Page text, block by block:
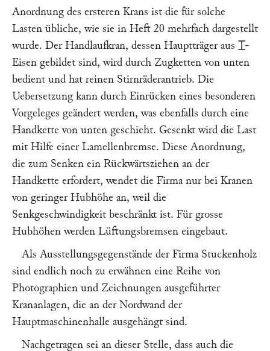
Anordnung des ersteren Krans ist die für solche
Lasten übliche, wie sie in Heft 20 mehrfach dargestellt
wurde. Der Handlaufkran, dessen Hauptträger aus ⌶-
Eisen gebildet sind, wird durch Zugketten von unten
bedient und hat reinen Stirnräderantrieb. Die
Uebersetzung kann durch Einrücken eines besonderen
Vorgeleges geändert werden, was ebenfalls durch eine
Handkette von unten geschieht. Gesenkt wird die Last
mit Hilfe einer Lamellenbremse. Diese Anordnung,
die zum Senken ein Rückwärtsziehen an der
Handkette erfordert, wendet die Firma nur bei Kranen
von geringer Hubhöhe an, weil die
Senkgeschwindigkeit beschränkt ist. Für grosse
Hubhöhen werden Lüftungsbremsen eingebaut.
Als Ausstellungsgegenstände der Firma Stuckenholz
sind endlich noch zu erwähnen eine Reihe von
Photographien und Zeichnungen ausgeführter
Krananlagen, die an der Nordwand der
Hauptmaschinenhalle ausgehängt sind.
Nachgetragen sei an dieser Stelle, dass auch die